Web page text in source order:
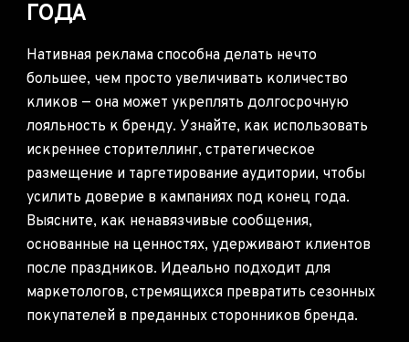
ГОДА
Нативная реклама способна делать нечто
большее, чем просто увеличивать количество
кликов — она может укреплять долгосрочную
лояльность к бренду. Узнайте, как использовать
искреннее сторителлинг, стратегическое
размещение и таргетирование аудитории, чтобы
усилить доверие в кампаниях под конец года.
Выясните, как ненавязчивые сообщения,
основанные на ценностях, удерживают клиентов
после праздников. Идеально подходит для
маркетологов, стремящихся превратить сезонных
покупателей в преданных сторонников бренда.